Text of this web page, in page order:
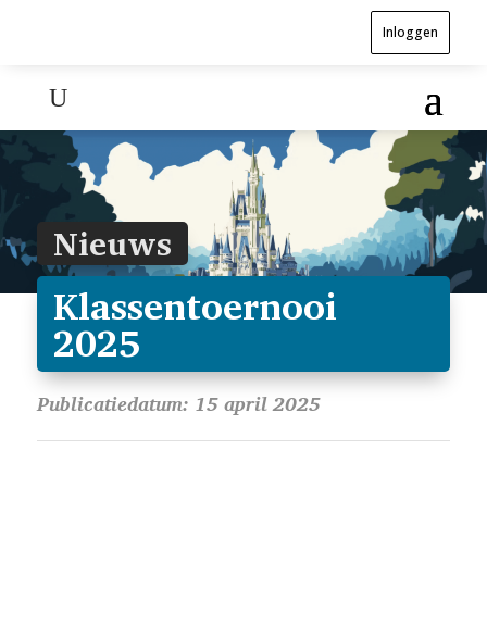
Inloggen
Nieuws
Klassentoernooi
2025
Publicatiedatum: 15 april 2025